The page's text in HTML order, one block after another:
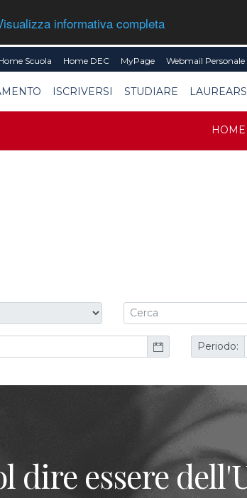
informativa completa
Scuola Home DEC MyPage Webmail Personale
ISCRIVERSI STUDIARE
HOME
Periodo:
dire essere